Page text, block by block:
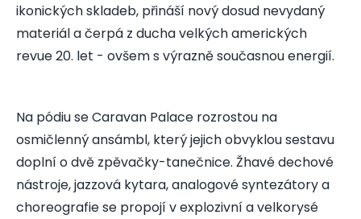
ikonických skladeb, přináší nový dosud nevydaný
materiál a čerpá z ducha velkých amerických
revue 20. let - ovšem s výrazně současnou energií.
Na pódiu se Caravan Palace rozrostou na
osmičlenný ansámbl, který jejich obvyklou sestavu
doplní o dvě zpěvačky-tanečnice. Žhavé dechové
nástroje, jazzová kytara, analogové syntezátory a
choreografie se propojí v explozivní a velkorysé